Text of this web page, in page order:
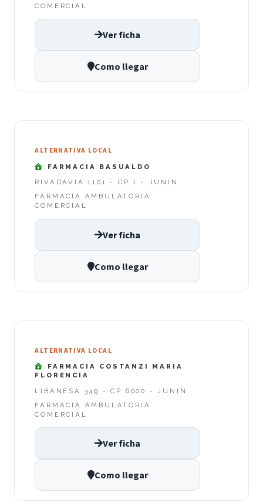
COMERCIAL
Ver ficha
Como llegar
ALTERNATIVA LOCAL
FARMACIA BASUALDO
RIVADAVIA 1101 - CP 1 - JUNIN
FARMACIA AMBULATORIA
COMERCIAL
Ver ficha
Como llegar
ALTERNATIVA LOCAL
FARMACIA COSTANZI MARIA
FLORENCIA
LIBANESA 349 - CP 6000 - JUNIN
FARMACIA AMBULATORIA
COMERCIAL
Ver ficha
Como llegar